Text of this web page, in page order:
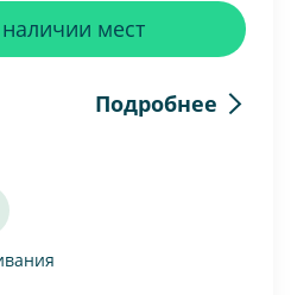
Подробнее
мест